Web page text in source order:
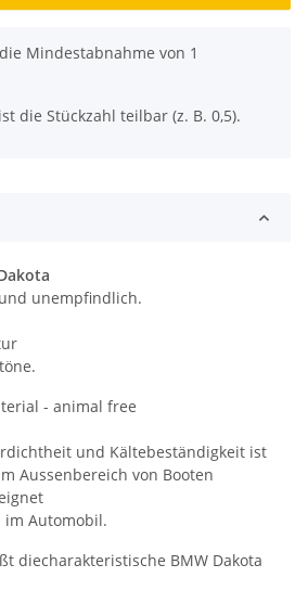
Mindestabnahme von 1
die Stückzahl teilbar (z. B. 0,5).
unempfindlich.
- animal free
und Kältebeständigkeit ist
Aussenbereich von Booten
im Automobil.
diecharakteristische BMW Dakota